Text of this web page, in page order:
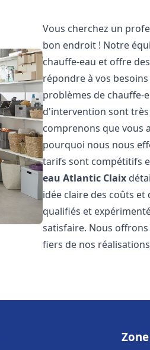
Vous cherchez un
bon endroit ! Notre
chauffe-eau et offre
répondre à vos
problèmes de chauffe-
d'intervention sont
comprenons que vous
pourquoi nous nous
tarifs sont compétitifs
eau Atlantic Claix
idée claire des coûts
qualifiés et
satisfaire. Nous
fiers de nos